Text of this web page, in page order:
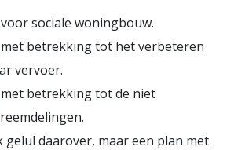
sociale woningbouw.
betrekking tot het verbeteren
vervoer.
betrekking tot de niet
gelul daarover, maar een plan met